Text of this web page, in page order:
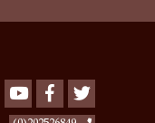
Youtube Facebook